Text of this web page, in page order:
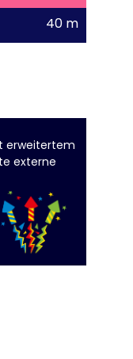
40 m
erweitertem
externe